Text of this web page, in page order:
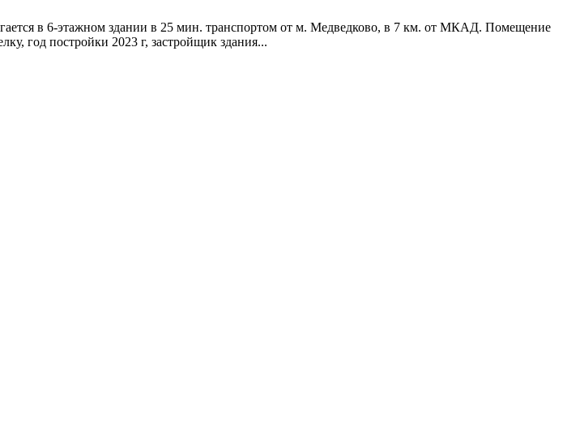
в 6-этажном здании в 25 мин. транспортом от м. Медведково, в 7 км. от МКАД. Помещение
год постройки 2023 г, застройщик здания...